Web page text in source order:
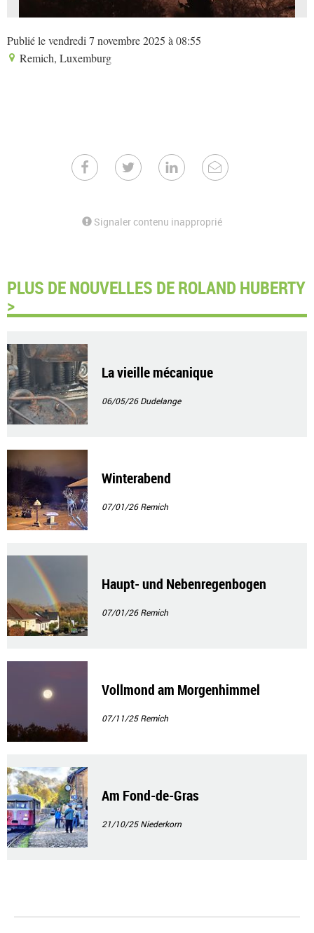
Publié le vendredi 7 novembre 2025 à 08:55
Remich, Luxemburg
Signaler contenu inapproprié
PLUS DE NOUVELLES DE ROLAND HUBERTY
>
La vieille mécanique
06/05/26Dudelange
Winterabend
07/01/26Remich
Haupt- und Nebenregenbogen
07/01/26Remich
Vollmond am Morgenhimmel
07/11/25Remich
Am Fond-de-Gras
21/10/25Niederkorn